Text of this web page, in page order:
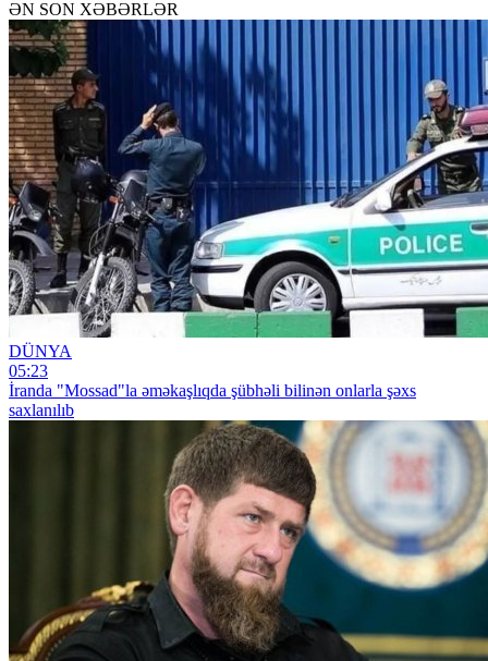
ƏN SON XƏBƏRLƏR
DÜNYA
05:23
İranda "Mossad"la əməkaşlıqda şübhəli bilinən onlarla şəxs
saxlanılıb